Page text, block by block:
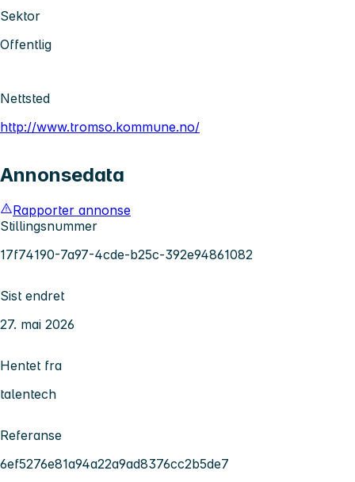
Sektor
Offentlig
Nettsted
http://www.tromso.kommune.no/
Annonsedata
Rapporter annonse
Stillingsnummer
17f74190-7a97-4cde-b25c-392e94861082
Sist endret
27. mai 2026
Hentet fra
talentech
Referanse
6ef5276e81a94a22a9ad8376cc2b5de7